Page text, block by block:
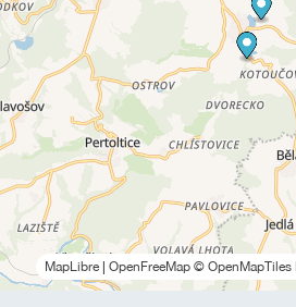
MapLibre OpenFreeMap © OpenMapTiles